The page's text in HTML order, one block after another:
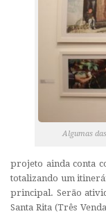
Algumas
projeto ainda conta
totalizando um
principal. Serão
Santa Rita (Três